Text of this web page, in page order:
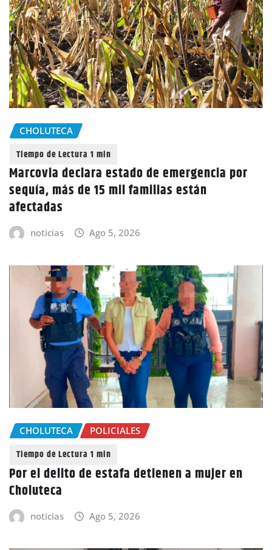
CHOLUTECA
Marcovia declara estado de emergencia por
sequía, más de 15 mil familias están
afectadas
noticias Ago 5, 2026
CHOLUTECA POLICIALES
Por el delito de estafa detienen a mujer en
Choluteca
noticias Ago 5, 2026